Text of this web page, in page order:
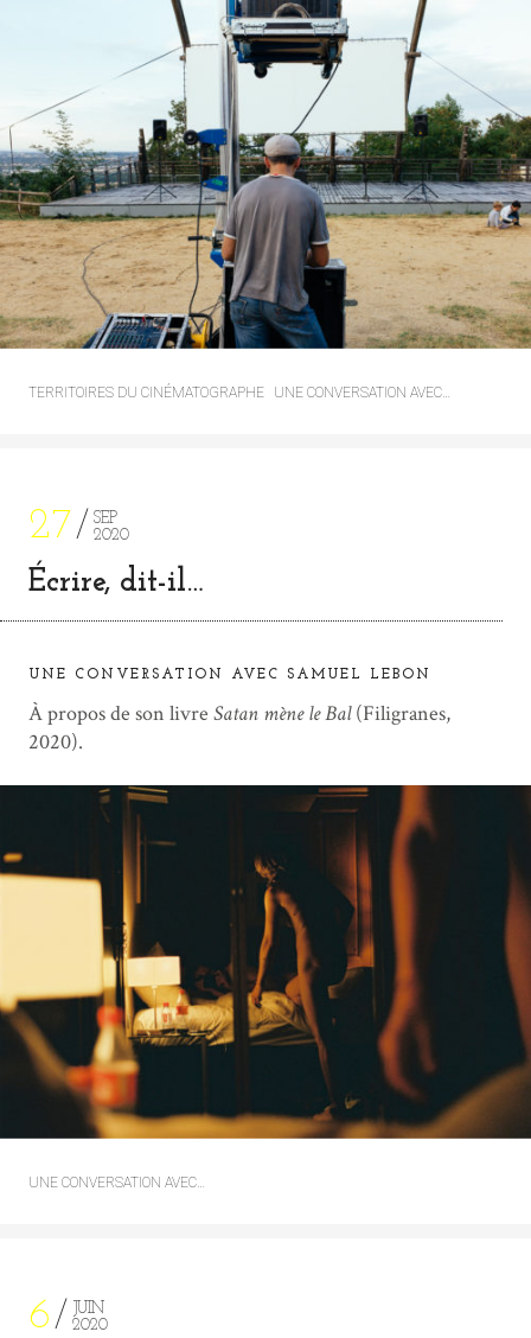
TERRITOIRES DU CINÉMATOGRAPHE UNE CONVERSATION AVEC…
27
SEP
2020
Écrire, dit-il…
UNE CONVERSATION AVEC SAMUEL LEBON
À propos de son livre Satan mène le Bal(Filigranes,
2020).
UNE CONVERSATION AVEC…
6
JUIN
2020